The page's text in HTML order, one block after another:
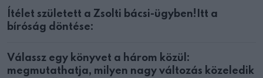
Ítélet született a Zsolti bácsi-ügyben!Itt a
bíróság döntése:
Válassz egy könyvet a három közül:
megmutathatja, milyen nagy változás közeledik